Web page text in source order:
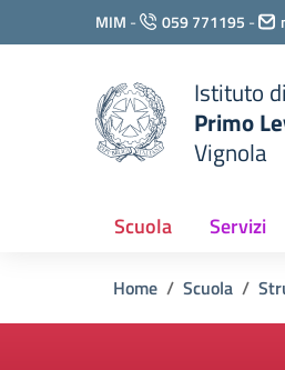
Vai ai contenuti
Vai al menu di navigazione
MIM - 059 771195 -
Istituto
Primo
Vignola
Scuola Servizi
Home Scuola